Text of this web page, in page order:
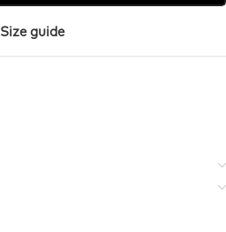
Size guide